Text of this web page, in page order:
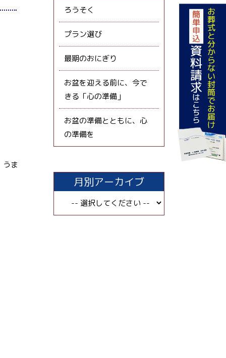
うま
ろうそく
プラン選び
最期のおにぎり
お盆を迎える前に、今で
きる「心の準備」
お盆の準備とともに、心
の準備を
月別アーカイブ